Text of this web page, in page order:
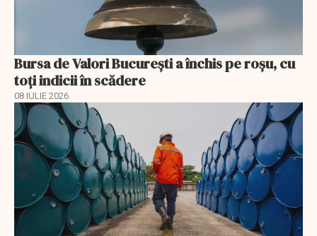
Bursa de Valori București a închis pe roșu, cu
toți indicii în scădere
08 IULIE 2026